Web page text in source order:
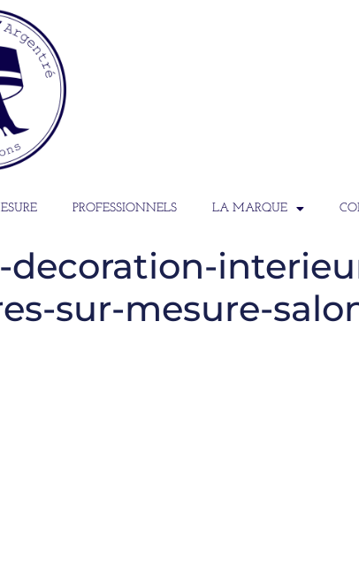
PROFESSIONNELS LA MARQUE
sur-mesure-